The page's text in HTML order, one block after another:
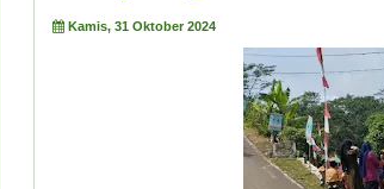
Kamis, 31 Oktober 2024